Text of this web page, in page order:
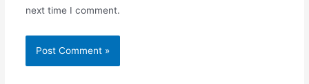
next time I comment.